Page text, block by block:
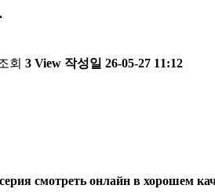
회 3 View 작성일 26-05-27 11:12
смотреть онлайн в хорошем